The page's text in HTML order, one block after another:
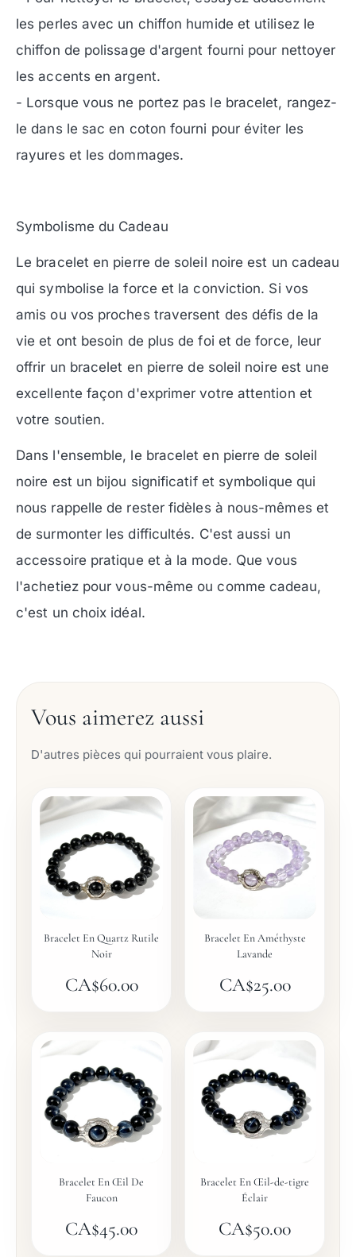
les perles avec un chiffon humide et utilisez le
chiffon de polissage d'argent fourni pour nettoyer
les accents en argent.
- Lorsque vous ne portez pas le bracelet, rangez-
le dans le sac en coton fourni pour éviter les
rayures et les dommages.
Symbolisme du Cadeau
Le bracelet en pierre de soleil noire est un cadeau
qui symbolise la force et la conviction. Si vos
amis ou vos proches traversent des défis de la
vie et ont besoin de plus de foi et de force, leur
offrir un bracelet en pierre de soleil noire est une
excellente façon d'exprimer votre attention et
votre soutien.
Dans l'ensemble, le bracelet en pierre de soleil
noire est un bijou significatif et symbolique qui
nous rappelle de rester fidèles à nous-mêmes et
de surmonter les difficultés. C'est aussi un
accessoire pratique et à la mode. Que vous
l'achetiez pour vous-même ou comme cadeau,
c'est un choix idéal.
Vous aimerez aussi
D'autres pièces qui pourraient vous plaire.
Bracelet En Quartz Rutile
Noir
CA$60.00
Bracelet En Améthyste
Lavande
CA$25.00
Bracelet En Œil De
Faucon
CA$45.00
Bracelet En Œil-de-tigre
Éclair
CA$50.00